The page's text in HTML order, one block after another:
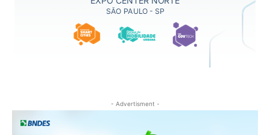
- Advertisment -